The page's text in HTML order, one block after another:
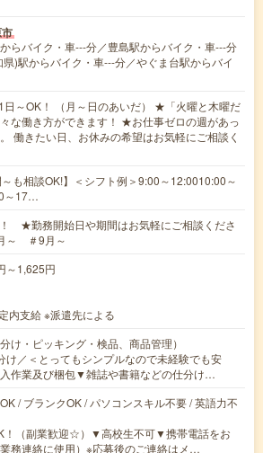
らバイク・車---分／豊島駅からバイク・車---分
県)駅からバイク・車---分／やぐま台駅からバイ
日～OK！ （月～日のあいだ） ★「火曜と木曜だ
な働き方ができます！ ★お仕事ゼロの週があっ
働きたい日、お休みの希望はお気軽にご相談く
～も相談OK!】＜シフト例＞9:00～12:0010:00～
～17…
★勤務開始日や期間はお気軽にご相談くださ
～ ＃9月～
～1,625円
内支給 ※派遣先による
け・ピッキング・検品、商品管理）
け／＜とってもシンプルなので未経験でも安
作業及び梱包▼雑誌や書籍などの仕分け…
/ ブランクOK / パソコンスキル不要 / 英語力不
！（副業歓迎☆）▼高校生不可▼携帯電話をお
務連絡に使用）※応募後のご連絡はメ…